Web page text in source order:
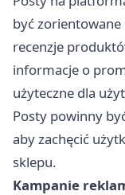
być
recenzje
informacje o
użyteczne dla
Posty powinny
aby zachęcić
sklepu.
Kampanie